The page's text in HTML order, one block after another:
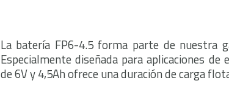
La batería FP6-4.5 forma parte de nuestra
Especialmente diseñada para aplicaciones
de 6V y 4,5Ah ofrece una duración de carga